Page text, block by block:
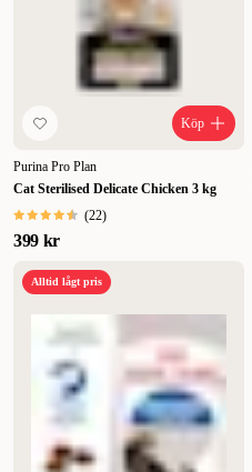
Köp
Purina Pro Plan
Cat Sterilised Delicate Chicken 3 kg
(22)
399 kr
Alltid lågt pris